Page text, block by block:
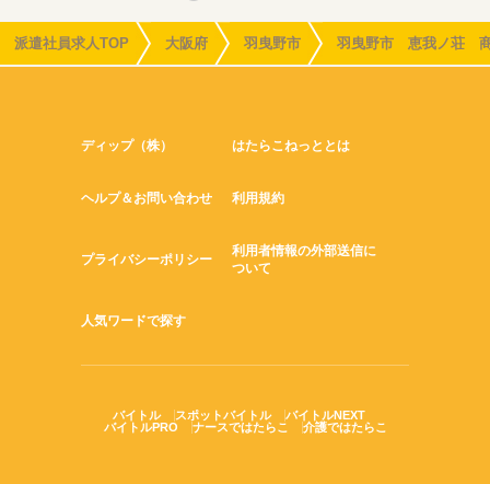
派遣社員求人TOP 大阪府 羽曳野市 羽曳野市 恵我ノ荘
ディップ（株） はたらこねっととは
ヘルプ＆お問い合わせ 利用規約
プライバシーポリシー
利用者情報の外部送信に
ついて
人気ワードで探す
バイトル スポットバイトル
バイトルNEXT
バイトルPRO
ナースではたらこ 介護ではたらこ